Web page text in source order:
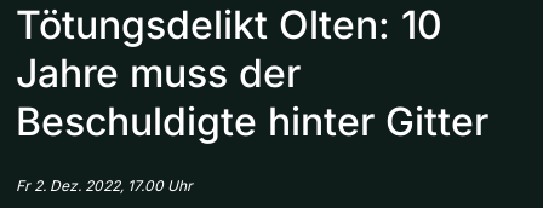
Tötungsdelikt Olten: 10
Jahre muss der
Beschuldigte hinter Gitter
Fr 2. Dez. 2022, 17.00 Uhr